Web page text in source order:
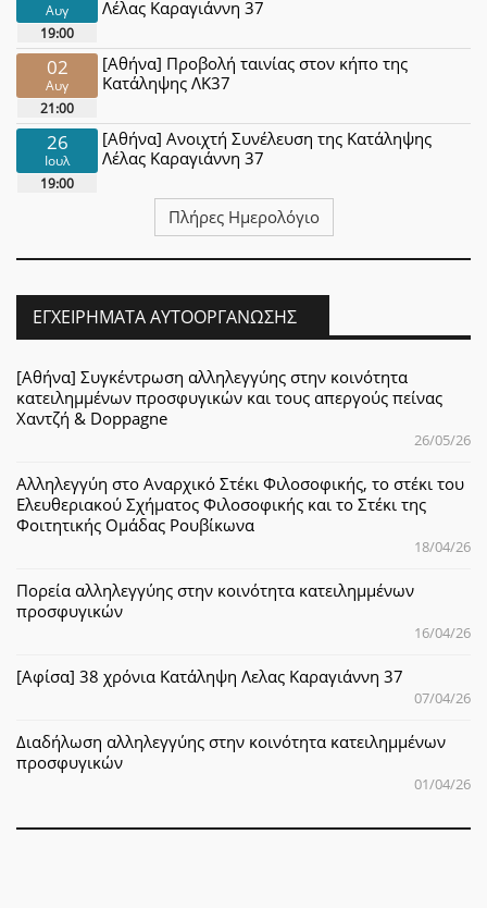
Αυγ
19:00
Λέλας Καραγιάννη 37
02
Αυγ
21:00
[Αθήνα] Προβολή ταινίας στον κήπο της
Κατάληψης ΛΚ37
26
Ιουλ
19:00
[Αθήνα] Ανοιχτή Συνέλευση της Κατάληψης
Λέλας Καραγιάννη 37
Πλήρες Ημερολόγιο
ΕΓΧΕΙΡΉΜΑΤΑ ΑΥΤΟΟΡΓΆΝΩΣΗΣ
[Αθήνα] Συγκέντρωση αλληλεγγύης στην κοινότητα
κατειλημμένων προσφυγικών και τους απεργούς πείνας
Χαντζή & Doppagne
26/05/26
Αλληλεγγύη στο Αναρχικό Στέκι Φιλοσοφικής, το στέκι του
Ελευθεριακού Σχήματος Φιλοσοφικής και το Στέκι της
Φοιτητικής Ομάδας Ρουβίκωνα
18/04/26
Πορεία αλληλεγγύης στην κοινότητα κατειλημμένων
προσφυγικών
16/04/26
[Αφίσα] 38 χρόνια Κατάληψη Λελας Καραγιάννη 37
07/04/26
Διαδήλωση αλληλεγγύης στην κοινότητα κατειλημμένων
προσφυγικών
01/04/26